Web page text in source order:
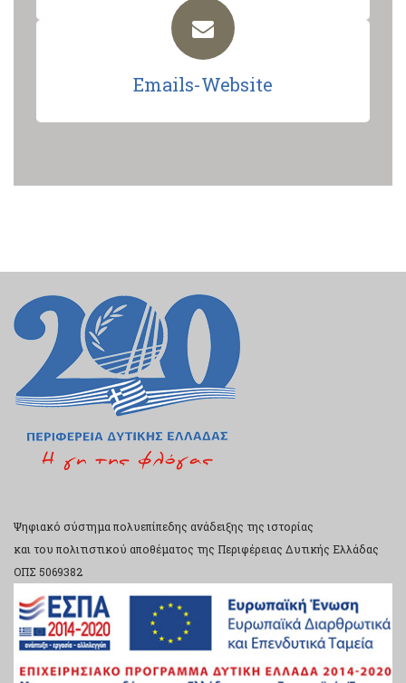
Emails-Website
Ψηφιακό σύστημα πολυεπίπεδης ανάδειξης της ιστορίας
και του πολιτιστικού αποθέματος της Περιφέρειας Δυτικής Ελλάδας
ΟΠΣ 5069382